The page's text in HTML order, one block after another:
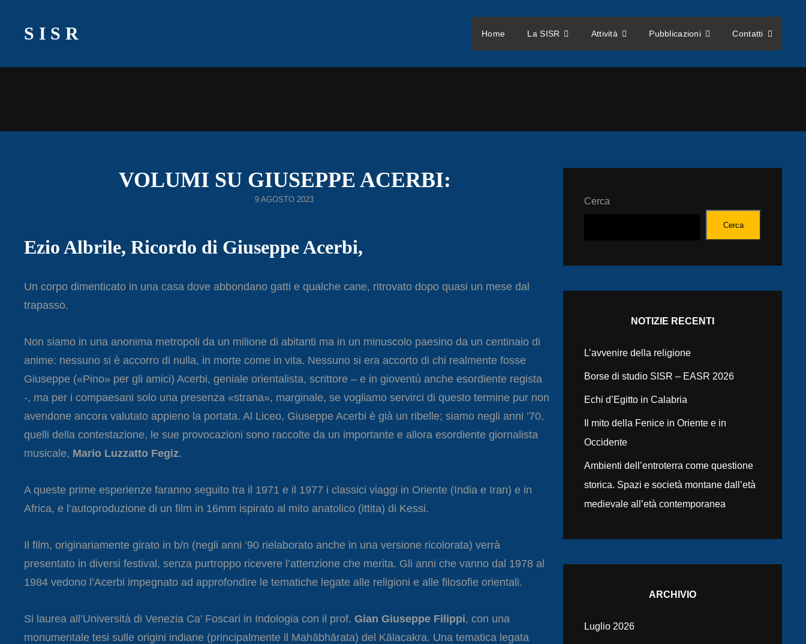
SISR Home La SISR Attività Pubblicazioni Contatti
VOLUMI SU GIUSEPPE ACERBI:
POSTED
9 AGOSTO 2023
Ezio Albrile, Ricordo di Giuseppe Acerbi,
Un corpo dimenticato in una casa dove abbondano gatti e qualche cane, ritrovato dopo quasi un mese dal
trapasso.
Non siamo in una anonima metropoli da un milione di abitanti ma in un minuscolo paesino da un centinaio di
anime: nessuno si è accorro di nulla, in morte come in vita. Nessuno si era accorto di chi realmente fosse
Giuseppe («Pino» per gli amici) Acerbi, geniale orientalista, scrittore – e in gioventù anche esordiente regista
-, ma per i compaesani solo una presenza «strana», marginale, se vogliamo servirci di questo termine pur non
avendone ancora valutato appieno la portata. Al Liceo, Giuseppe Acerbi è già un ribelle; siamo negli anni ’70,
quelli della contestazione, le sue provocazioni sono raccolte da un importante e allora esordiente giornalista
musicale, Mario Luzzatto Fegiz.
A queste prime esperienze faranno seguito tra il 1971 e il 1977 i classici viaggi in Oriente (India e Iran) e in
Africa, e l’autoproduzione di un film in 16mm ispirato al mito anatolico (ittita) di Kessi.
Il film, originariamente girato in b/n (negli anni ’90 rielaborato anche in una versione ricolorata) verrà
presentato in diversi festival, senza purtroppo ricevere l’attenzione che merita. Gli anni che vanno dal 1978 al
1984 vedono l’Acerbi impegnato ad approfondire le tematiche legate alle religioni e alle filosofie orientali.
Si laurea all’Università di Venezia Ca’ Foscari in Indologia con il prof. Gian Giuseppe Filippi, con una
monumentale tesi sulle origini indiane (principalmente il Mahābhārata) del Kālacakra. Una tematica legata
Cerca
Cerca
NOTIZIE RECENTI
L’avvenire della religione
Borse di studio SISR – EASR 2026
Echi d’Egitto in Calabria
Il mito della Fenice in Oriente e in
Occidente
Ambienti dell’entroterra come questione
storica. Spazi e società montane dall’età
medievale all’età contemporanea
ARCHIVIO
Luglio 2026